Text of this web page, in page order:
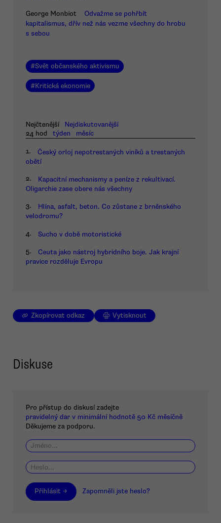
George Monbiot
Odvažme se pohřbít
kapitalismus, dřív než nás vezme všechny do hrobu
s sebou
#Svět občanského aktivismu
#Kritická ekonomie
Nejčtenější
Nejdiskutovanější
24 hod
týden měsíc
1.
Český orloj nepotrestaných viníků a trestaných
obětí
2.
Kapacitní mechanismy a peníze z rekultivací.
Oligarchie zase obere nás všechny
3.
Hlína, asfalt, beton. Co zůstane z brněnského
velodromu?
4. Sucho v době motoristické
5.
Ceuta jako nástroj hybridního boje. Jak krajní
pravice rozděluje Evropu
Zkopírovat odkaz Vytisknout
Diskuse
Pro přístup do diskusí zadejte
pravidelný dar v minimální hodnotě 50 Kč měsíčně
Děkujeme za podporu.
Přihlásit → Zapomněli jste heslo?